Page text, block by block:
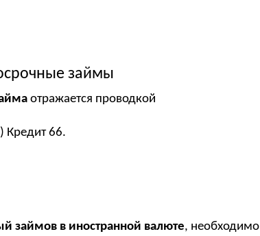
займы
отражается проводкой
Кредит 66.
займов в иностранной валюте, необходимо